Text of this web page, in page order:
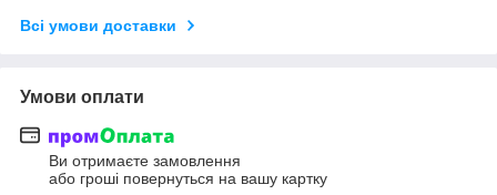
Всі умови доставки
Умови оплати
Ви отримаєте замовлення
або гроші повернуться на вашу картку